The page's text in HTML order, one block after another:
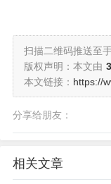
扫描二维码推送至手
版权声明：本文由
本文链接： https://
分享给朋友：
相关文章